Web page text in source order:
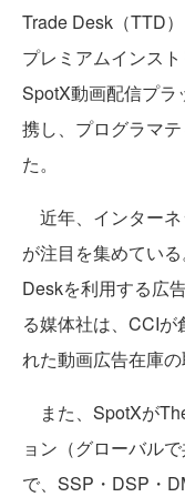
Trade Desk（TTD
プレミアムインス
SpotX動画配信プラ
携し、プログラマ
た。
近年、インター
が注目を集めてい
Deskを利用する広
る媒体社は、CCIが
れた動画広告在庫の
また、SpotXが
ョン（グローバル
で、SSP・DSP・